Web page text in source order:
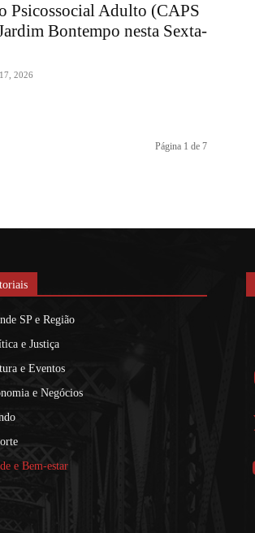
Psicossocial Adulto (CAPS
Bontempo nesta Sexta-
2026
Página 1 de 7
SP e Região
e Justiça
e Eventos
e Negócios
e Bem-estar